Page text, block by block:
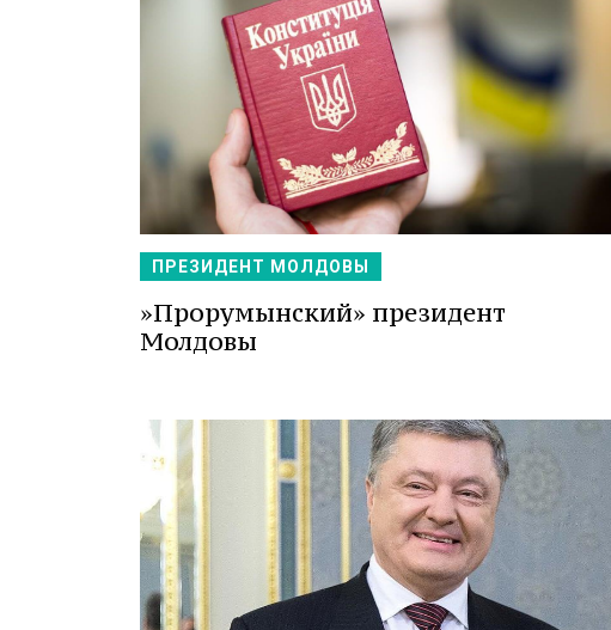
ПРЕЗИДЕНТ МОЛДОВЫ
»Прорумынский» президент
Молдовы